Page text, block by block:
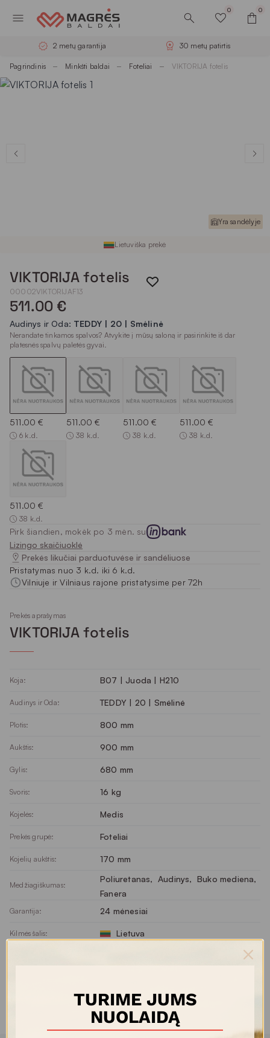
0 0
2 metų garantija 30 metų patirtis
Pagrindinis Minkšti baldai Foteliai VIKTORIJA fotelis
Yra sandėlyje
Lietuviška prekė
VIKTORIJA fotelis
00002VIKTORIJAF13
511.00 €
Audinys ir Oda: TEDDY | 20 | Smėlinė
Nerandate tinkamos spalvos? Atvykite į mūsų saloną ir pasirinkite iš dar
platesnės spalvų paletės gyvai.
511.00 €
6 k.d.
511.00 €
38 k.d.
511.00 €
38 k.d.
511.00 €
38 k.d.
511.00 €
38 k.d.
Pirk šiandien, mokėk po 3 mėn. su
Lizingo skaičiuoklė
Prekės likučiai parduotuvėse ir sandėliuose
Pristatymas nuo 3 k.d. iki 6 k.d.
Vilniuje ir Vilniaus rajone pristatysime per 72h
Prekės aprašymas
VIKTORIJA fotelis
Koja: B07 | Juoda | H210
Audinys ir Oda: TEDDY | 20 | Smėlinė
Plotis: 800 mm
Aukštis: 900 mm
Gylis: 680 mm
Svoris: 16 kg
Kojelės: Medis
Prekės grupė: Foteliai
Kojelių aukštis: 170 mm
Medžiagiškumas:
Poliuretanas, Audinys, Buko mediena,
Fanera
Garantija: 24 mėnesiai
Kilmės šalis: Lietuva
Atsisiųsti
TURIME JUMS
NUOLAIDĄ